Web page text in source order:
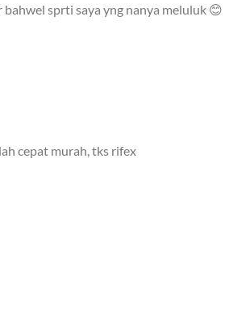
sprti saya yng nanya meluluk 😊
cepat murah, tks rifex